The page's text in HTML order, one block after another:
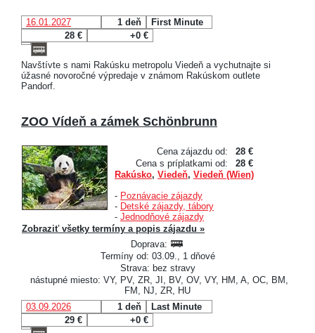
16.01.2027 1 deň
First Minute
28 €
+0 €
Navštívte s nami Rakúsku metropolu Viedeň a vychutnajte si
úžasné novoročné výpredaje v známom Rakúskom outlete
Pandorf.
ZOO Vídeň a zámek Schönbrunn
Cena zájazdu od:
28 €
Cena s príplatkami od:
28 €
Rakúsko, Viedeň, Viedeň (Wien)
- Poznávacie zájazdy
- Detské zájazdy, tábory
- Jednodňové zájazdy
Zobraziť všetky termíny a popis zájazdu »
Doprava:
Termíny od: 03.09., 1 dňové
Strava: bez stravy
nástupné miesto: VY, PV, ZR, JI, BV, OV, VY, HM, A, OC, BM,
FM, NJ, ZR, HU
03.09.2026
1 deň
Last Minute
29 €
+0 €